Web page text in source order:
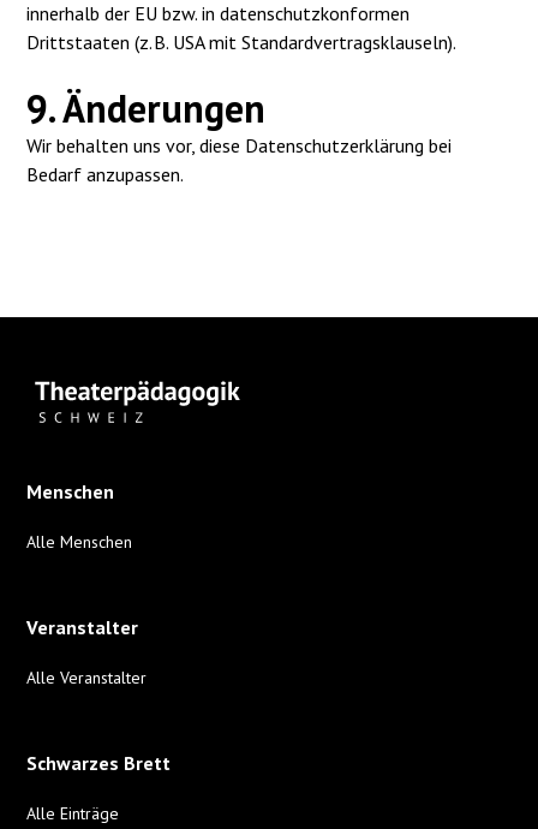
innerhalb der EU bzw. in datenschutzkonformen
Drittstaaten (z. B. USA mit Standardvertragsklauseln).
9. Änderungen
Wir behalten uns vor, diese Datenschutzerklärung bei
Bedarf anzupassen.
Menschen
Alle Menschen
Veranstalter
Alle Veranstalter
Schwarzes Brett
Alle Einträge